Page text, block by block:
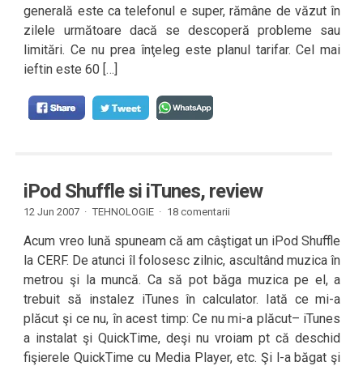
generală este ca telefonul e super, rămâne de văzut în
zilele următoare dacă se descoperă probleme sau
limitări. Ce nu prea înţeleg este planul tarifar. Cel mai
ieftin este 60 […]
iPod Shuffle si iTunes, review
12 Jun 2007 · TEHNOLOGIE · 18 comentarii
Acum vreo lună spuneam că am câştigat un iPod Shuffle
la CERF. De atunci îl folosesc zilnic, ascultând muzica în
metrou şi la muncă. Ca să pot băga muzica pe el, a
trebuit să instalez iTunes în calculator. Iată ce mi-a
plăcut şi ce nu, în acest timp: Ce nu mi-a plăcut– iTunes
a instalat şi QuickTime, deşi nu vroiam pt că deschid
fişierele QuickTime cu Media Player, etc. Şi l-a băgat şi